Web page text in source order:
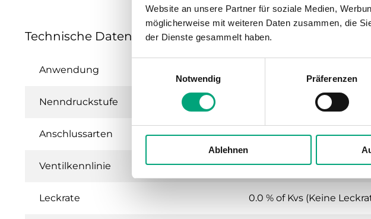
Website an unsere Partner für soziale Medien,
möglicherweise mit weiteren Daten zusammen, die
der Dienste gesammelt haben.
Notwendig
Präferenzen
Ablehnen
Technische Daten für ZTV / ZTR – 2- und 3-Wege-
Anwendung
Nenndruckstufe
Anschlussarten BSP-Außengewinde
Ventilkennlinie Gleichprozentig
Leckrate 0.0 % of Kvs (Keine